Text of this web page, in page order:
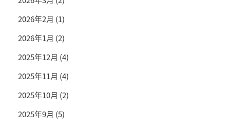
2026年2月 (1)
2026年1月 (2)
2025年12月 (4)
2025年11月 (4)
2025年10月 (2)
2025年9月 (5)